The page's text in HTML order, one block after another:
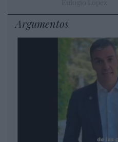
Argumentos